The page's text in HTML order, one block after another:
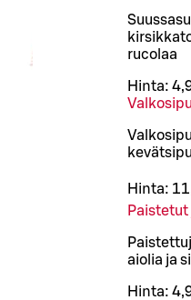
rucolaa
Hinta:
Hinta:
aiolia ja
Hinta: